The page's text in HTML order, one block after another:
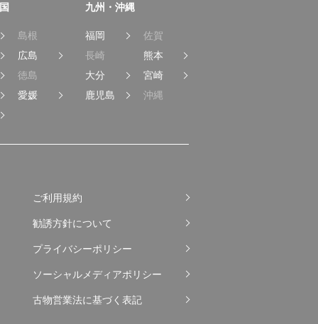
島根
広島
徳島
愛媛
九州・沖縄
福岡
佐賀
長崎
熊本
大分
宮崎
鹿児島
沖縄
ご利用規約
勧誘方針について
プライバシーポリシー
ソーシャルメディアポリシー
古物営業法に基づく表記